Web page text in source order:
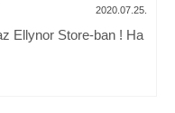
2020.07.25.
Ellynor Store-ban ! Ha